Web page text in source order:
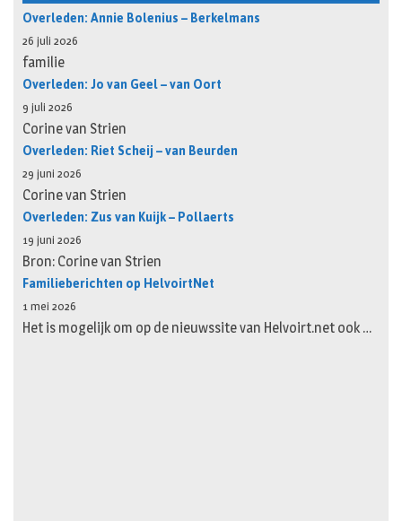
Overleden: Annie Bolenius – Berkelmans
26 juli 2026
familie
Overleden: Jo van Geel – van Oort
9 juli 2026
Corine van Strien
Overleden: Riet Scheij – van Beurden
29 juni 2026
Corine van Strien
Overleden: Zus van Kuijk – Pollaerts
19 juni 2026
Bron: Corine van Strien
Familieberichten op HelvoirtNet
1 mei 2026
Het is mogelijk om op de nieuwssite van Helvoirt.net ook …